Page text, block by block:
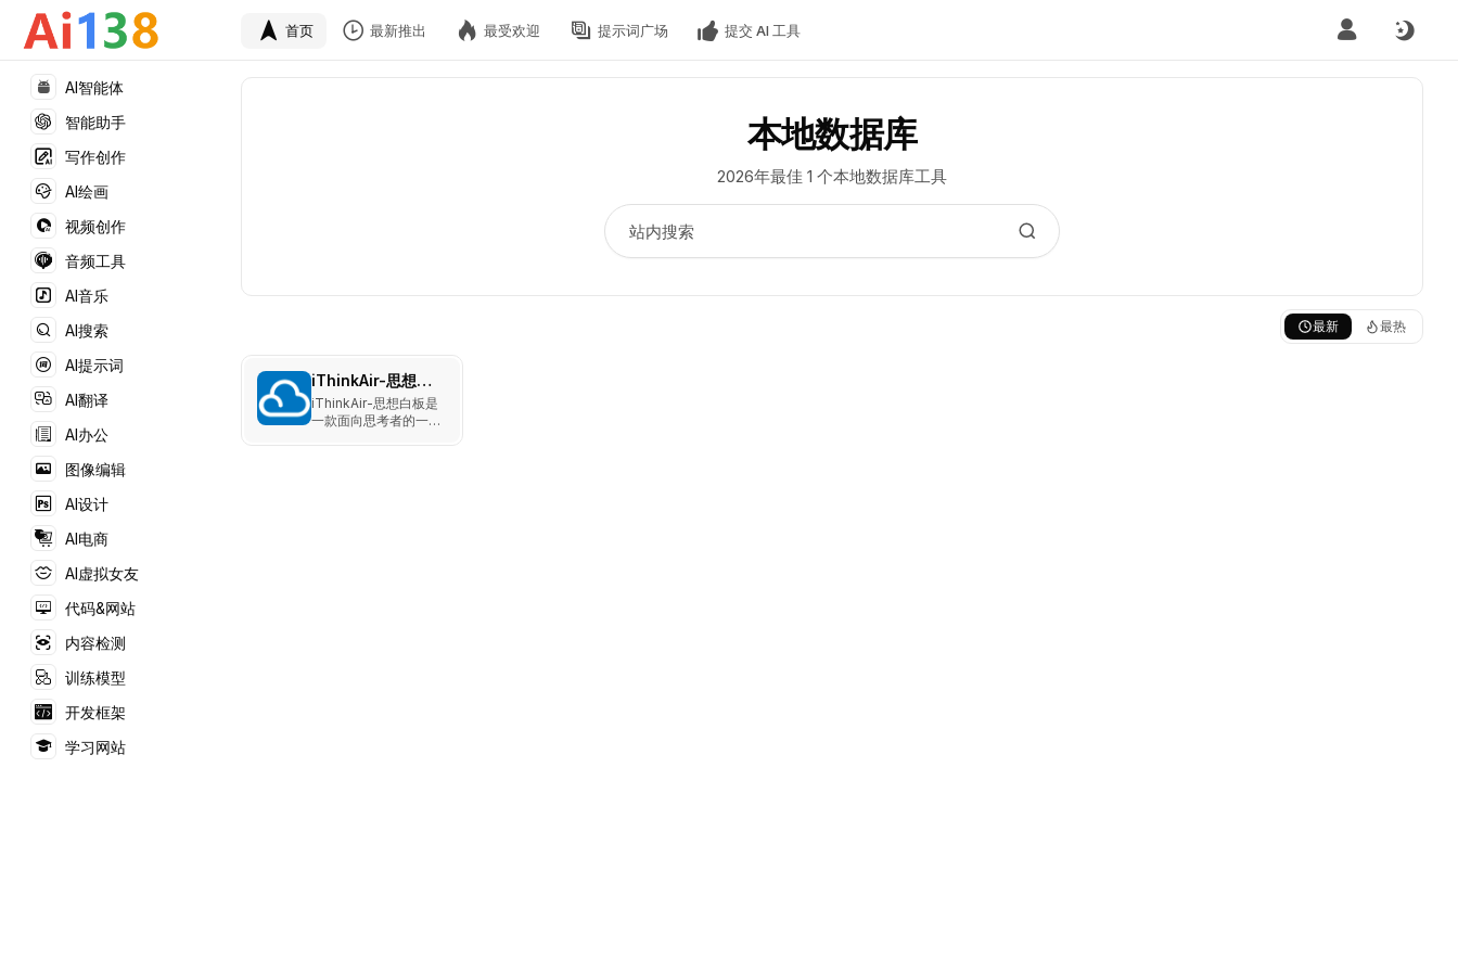
AI智能体
智能助手
写作创作
AI绘画
视频创作
音频工具
AI音乐
AI搜索
AI提示词
AI翻译
AI办公
图像编辑
AI设计
AI电商
AI虚拟女友
代码&网站
内容检测
训练模型
开发框架
学习网站
首页 最新推出 最受欢迎 提示词广场 提交 AI 工具
本地数据库
2026年最佳 1 个本地数据库工具
最新 最热
iThinkAir-思想白板
iThinkAir-思想白板是
一款面向思考者的一体